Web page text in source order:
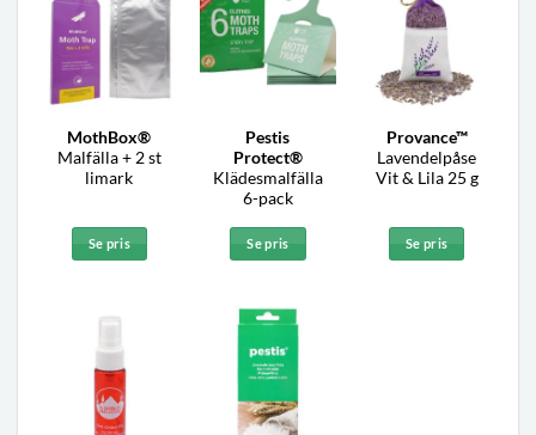
MothBox®
Malfälla + 2 st
limark
Se pris
Pestis
Protect®
Klädesmalfälla
6-pack
Se pris
Provance™
Lavendelpåse
Vit & Lila 25 g
Se pris